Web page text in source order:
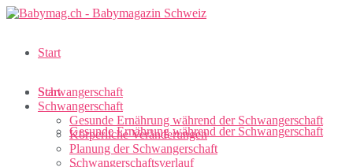
Start
Schwangerschaft
Gesunde Ernährung während der Schwangerschaft
Start
Schwangerschaft
Gesunde Ernährung während der Schwangerschaft
Körperliche Veränderungen
Planung der Schwangerschaft
Schwangerschaftsverlauf